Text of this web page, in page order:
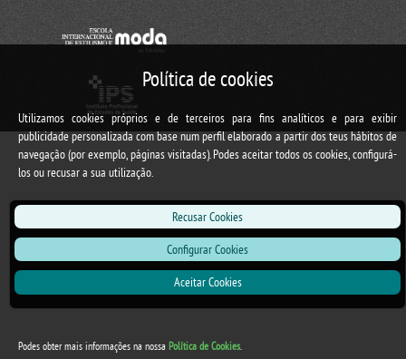
Política de cookies
Utilizamos cookies próprios e de terceiros para fins analíticos e para exibir
publicidade personalizada com base num perfil elaborado a partir dos teus hábitos de
navegação (por exemplo, páginas visitadas). Podes aceitar todos os cookies, configurá-
los ou recusar a sua utilização.
Recusar Cookies
Configurar Cookies
Aceitar Cookies
Podes obter mais informações na nossa Política de Cookies.